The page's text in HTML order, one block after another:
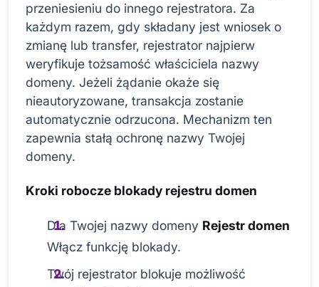
przeniesieniu do innego rejestratora. Za
każdym razem, gdy składany jest wniosek o
zmianę lub transfer, rejestrator najpierw
weryfikuje tożsamość właściciela nazwy
domeny. Jeżeli żądanie okaże się
nieautoryzowane, transakcja zostanie
automatycznie odrzucona. Mechanizm ten
zapewnia stałą ochronę nazwy Twojej
domeny.
Kroki robocze blokady rejestru domen
Dla Twojej nazwy domeny Rejestr domen
Włącz funkcję blokady.
Twój rejestrator blokuje możliwość